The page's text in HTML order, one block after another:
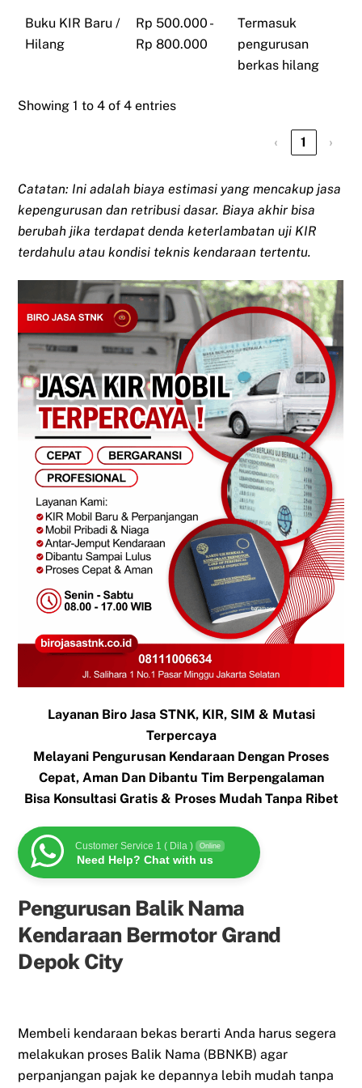
Buku KIR Baru /
Hilang
Rp 500.000 -
Rp 800.000
Termasuk
pengurusan
berkas hilang
Showing 1 to 4 of 4 entries
‹ 1 ›
Catatan: Ini adalah biaya estimasi yang mencakup jasa
kepengurusan dan retribusi dasar. Biaya akhir bisa
berubah jika terdapat denda keterlambatan uji KIR
terdahulu atau kondisi teknis kendaraan tertentu.
Layanan Biro Jasa STNK, KIR, SIM & Mutasi
Terpercaya
Melayani Pengurusan Kendaraan Dengan Proses
Cepat, Aman Dan Dibantu Tim Berpengalaman
Bisa Konsultasi Gratis & Proses Mudah Tanpa Ribet
Customer Service 1 ( Dila ) Online
Need Help? Chat with us
Pengurusan Balik Nama
Kendaraan Bermotor Grand
Depok City
Membeli kendaraan bekas berarti Anda harus segera
melakukan proses Balik Nama (BBNKB) agar
perpanjangan pajak ke depannya lebih mudah tanpa